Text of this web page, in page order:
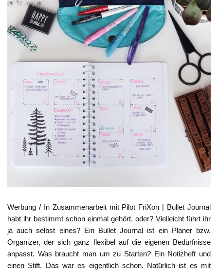
Werbung / In Zusammenarbeit mit Pilot FriXon | Bullet Journal
habt ihr bestimmt schon einmal gehört, oder? Vielleicht führt ihr
ja auch selbst eines? Ein Bullet Journal ist ein Planer bzw.
Organizer, der sich ganz flexibel auf die eigenen Bedürfnisse
anpasst. Was braucht man um zu Starten? Ein Notizheft und
einen Stift. Das war es eigentlich schon. Natürlich ist es mit